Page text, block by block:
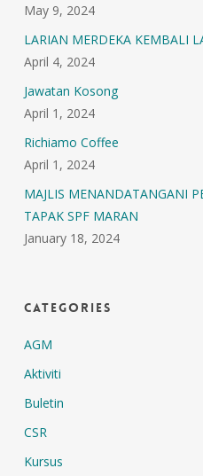
May 9, 2024
LARIAN MERDEKA KEMBALI
April 4, 2024
Jawatan Kosong
April 1, 2024
Richiamo Coffee
April 1, 2024
MAJLIS MENANDATANGANI
TAPAK SPF MARAN
January 18, 2024
Categories
AGM
Aktiviti
Buletin
CSR
Kursus